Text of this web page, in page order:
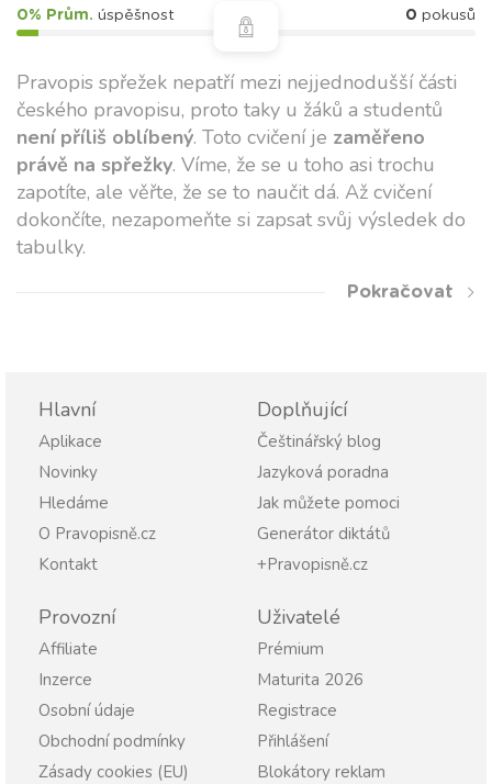
0% Prům. úspěšnost 0 pokusů
Pravopis spřežek nepatří mezi nejjednodušší části
českého pravopisu, proto taky u žáků a studentů
není příliš oblíbený. Toto cvičení je zaměřeno
právě na spřežky. Víme, že se u toho asi trochu
zapotíte, ale věřte, že se to naučit dá. Až cvičení
dokončíte, nezapomeňte si zapsat svůj výsledek do
tabulky.
Pokračovat
Hlavní
Aplikace
Novinky
Hledáme
O Pravopisně.cz
Kontakt
Doplňující
Češtinářský blog
Jazyková poradna
Jak můžete pomoci
Generátor diktátů
+Pravopisně.cz
Provozní
Affiliate
Inzerce
Osobní údaje
Obchodní podmínky
Zásady cookies (EU)
Uživatelé
Prémium
Maturita 2026
Registrace
Přihlášení
Blokátory reklam